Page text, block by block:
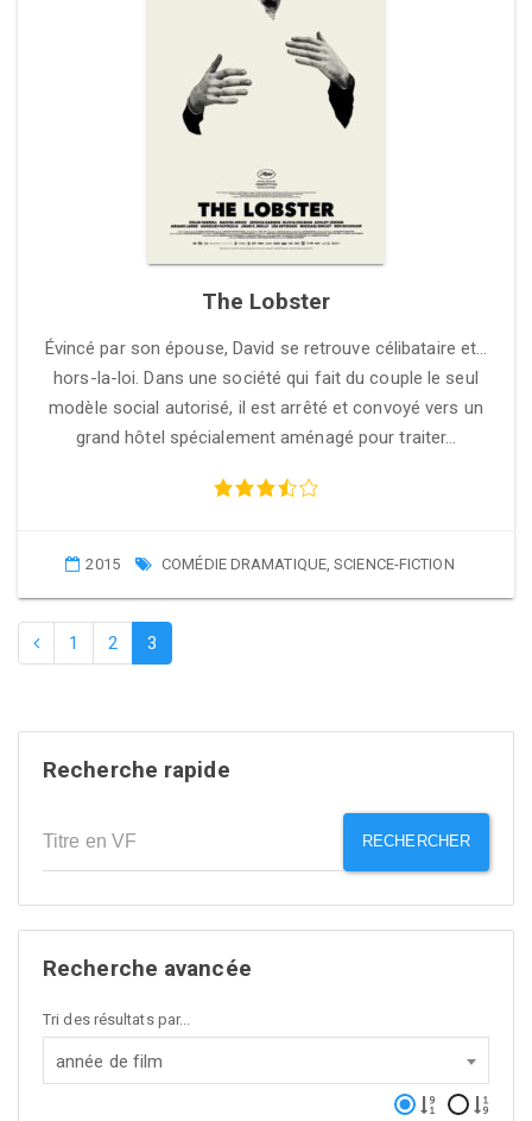
The Lobster
Évincé par son épouse, David se retrouve célibataire et…
hors-la-loi. Dans une société qui fait du couple le seul
modèle social autorisé, il est arrêté et convoyé vers un
grand hôtel spécialement aménagé pour traiter…
2015 COMÉDIE DRAMATIQUE,SCIENCE-FICTION
1 2 3
Recherche rapide
RECHERCHER
Recherche avancée
Tri des résultats par...
année de film